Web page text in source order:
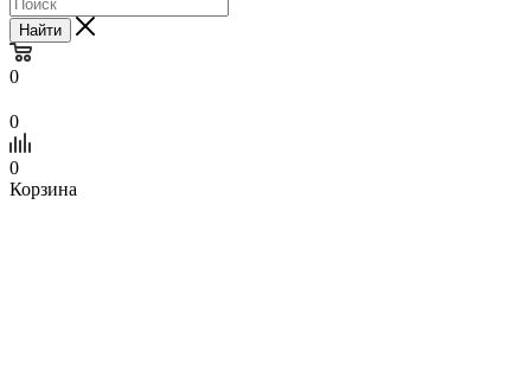
Найти
0
0
0
Корзина